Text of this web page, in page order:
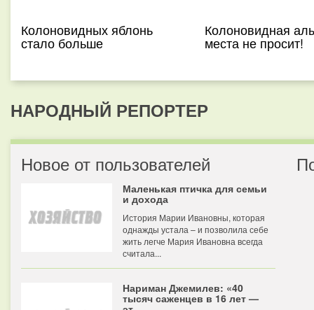
Колоновидных яблонь
стало больше
Колоновидная
места не просит!
НАРОДНЫЙ РЕПОРТЕР
Новое от пользователей
Маленькая птичка для семьи
и дохода
История Марии Ивановны, которая
однажды устала – и позволила себе
жить легче Мария Ивановна всегда
считала...
Нариман Джемилев: «40
тысяч саженцев в 16 лет —